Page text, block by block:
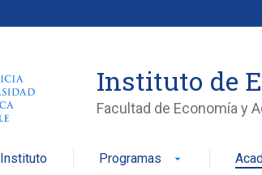
Instituto de
Facultad de Economía y
Instituto Programas arrow_drop_down